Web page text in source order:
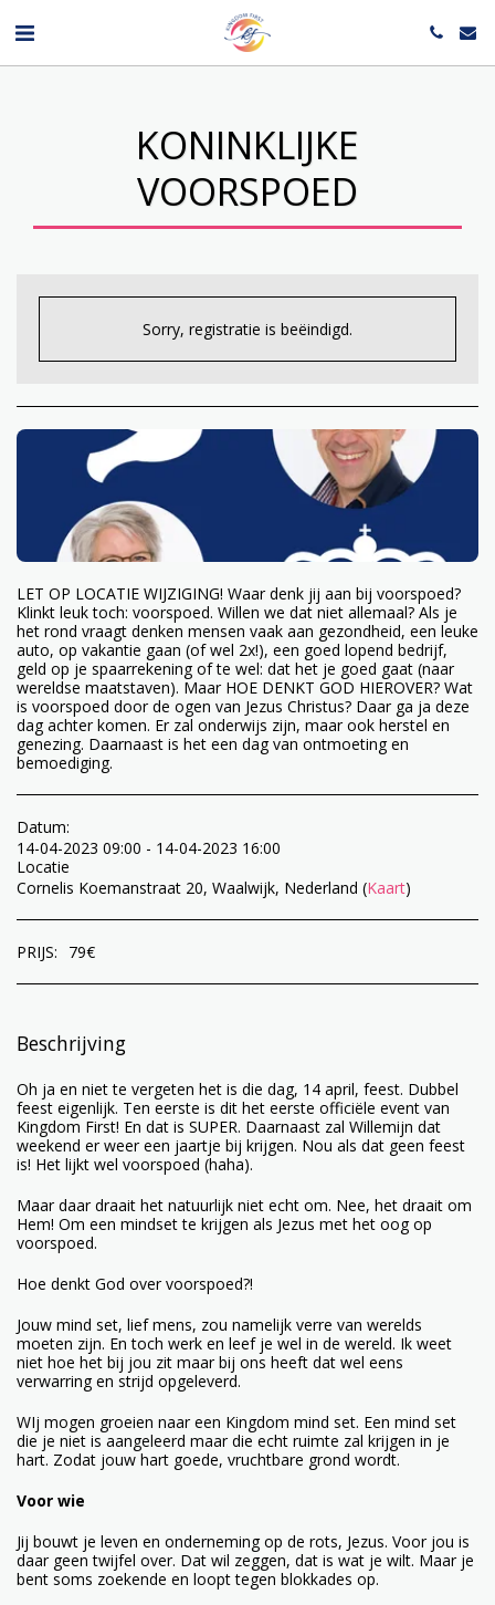
KONINKLIJKE
VOORSPOED
Sorry, registratie is beëindigd.
LET OP LOCATIE WIJZIGING! Waar denk jij aan bij voorspoed?
Klinkt leuk toch: voorspoed. Willen we dat niet allemaal? Als je
het rond vraagt denken mensen vaak aan gezondheid, een leuke
auto, op vakantie gaan (of wel 2x!), een goed lopend bedrijf,
geld op je spaarrekening of te wel: dat het je goed gaat (naar
wereldse maatstaven). Maar HOE DENKT GOD HIEROVER? Wat
is voorspoed door de ogen van Jezus Christus? Daar ga ja deze
dag achter komen. Er zal onderwijs zijn, maar ook herstel en
genezing. Daarnaast is het een dag van ontmoeting en
bemoediging.
Datum:
14-04-2023 09:00 - 14-04-2023 16:00
Locatie
Cornelis Koemanstraat 20, Waalwijk, Nederland (Kaart)
PRIJS: 79€
Beschrijving
Oh ja en niet te vergeten het is die dag, 14 april, feest. Dubbel
feest eigenlijk. Ten eerste is dit het eerste officiële event van
Kingdom First! En dat is SUPER. Daarnaast zal Willemijn dat
weekend er weer een jaartje bij krijgen. Nou als dat geen feest
is! Het lijkt wel voorspoed (haha).
Maar daar draait het natuurlijk niet echt om. Nee, het draait om
Hem! Om een mindset te krijgen als Jezus met het oog op
voorspoed.
Hoe denkt God over voorspoed?!
Jouw mind set, lief mens, zou namelijk verre van werelds
moeten zijn. En toch werk en leef je wel in de wereld. Ik weet
niet hoe het bij jou zit maar bij ons heeft dat wel eens
verwarring en strijd opgeleverd.
WIj mogen groeien naar een Kingdom mind set. Een mind set
die je niet is aangeleerd maar die echt ruimte zal krijgen in je
hart. Zodat jouw hart goede, vruchtbare grond wordt.
Voor wie
Jij bouwt je leven en onderneming op de rots, Jezus. Voor jou is
daar geen twijfel over. Dat wil zeggen, dat is wat je wilt. Maar je
bent soms zoekende en loopt tegen blokkades op.